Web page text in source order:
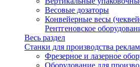
Весовые дозаторы
Конвейерные весы
Рентгеновское
Весь раздел
Станки для производства
Фрезерное и лазерное
Оборудование для